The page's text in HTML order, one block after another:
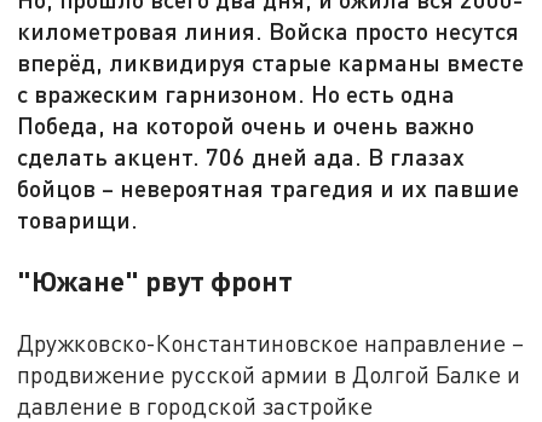
километровая линия. Войска просто несутся
вперёд, ликвидируя старые карманы вместе
с вражеским гарнизоном. Но есть одна
Победа, на которой очень и очень важно
сделать акцент. 706 дней ада. В глазах
бойцов – невероятная трагедия и их павшие
товарищи.
"Южане" рвут фронт
Дружковско-Константиновское направление –
продвижение русской армии в Долгой Балке и
давление в городской застройке